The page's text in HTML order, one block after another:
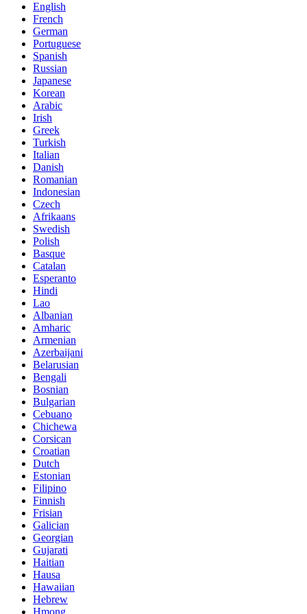
English
French
German
Portuguese
Spanish
Russian
Japanese
Korean
Arabic
Irish
Greek
Turkish
Italian
Danish
Romanian
Indonesian
Czech
Afrikaans
Swedish
Polish
Basque
Catalan
Esperanto
Hindi
Lao
Albanian
Amharic
Armenian
Azerbaijani
Belarusian
Bengali
Bosnian
Bulgarian
Cebuano
Chichewa
Corsican
Croatian
Dutch
Estonian
Filipino
Finnish
Frisian
Galician
Georgian
Gujarati
Haitian
Hausa
Hawaiian
Hebrew
Hmong